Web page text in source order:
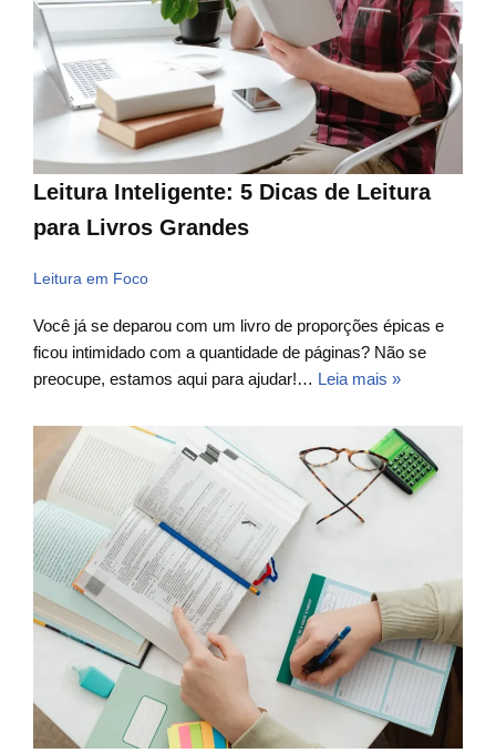
Leitura Inteligente: 5 Dicas de Leitura
para Livros Grandes
Leitura em Foco
Você já se deparou com um livro de proporções épicas e
ficou intimidado com a quantidade de páginas? Não se
preocupe, estamos aqui para ajudar!… Leia mais »